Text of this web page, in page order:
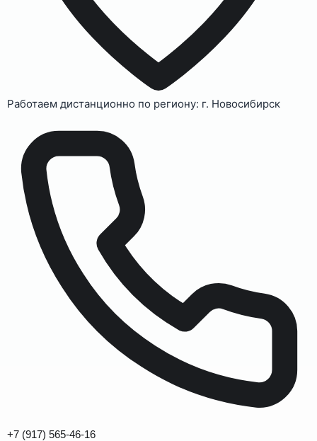
Работаем дистанционно по региону: г. Новосибирск
+7 (917) 565-46-16